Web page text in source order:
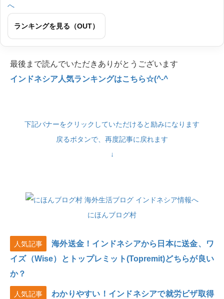
ランキングを見る（OUT）
最後まで読んでいただきありがとうございます
インドネシア人気ランキングはこちら☆(^-^
下記バナーをクリックしていただけると励みになります
戻るボタンで、再度記事に戻れます
↓
にほんブログ村
人気記事
海外送金！インドネシアから日本に送金、ワ
イズ（Wise）とトップレミット(Topremit)どちらが良い
か？
人気記事
わかりやすい！インドネシアで就労ビザ取得